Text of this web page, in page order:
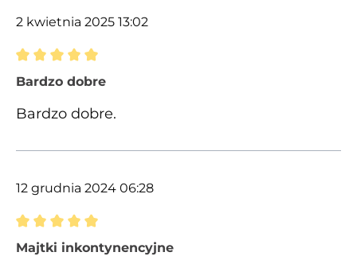
2 kwietnia 2025 13:02
Recenzja z oceną 5 spośród 5 gwiazdek
Bardzo dobre
Bardzo dobre.
12 grudnia 2024 06:28
Recenzja z oceną 5 spośród 5 gwiazdek
Majtki inkontynencyjne